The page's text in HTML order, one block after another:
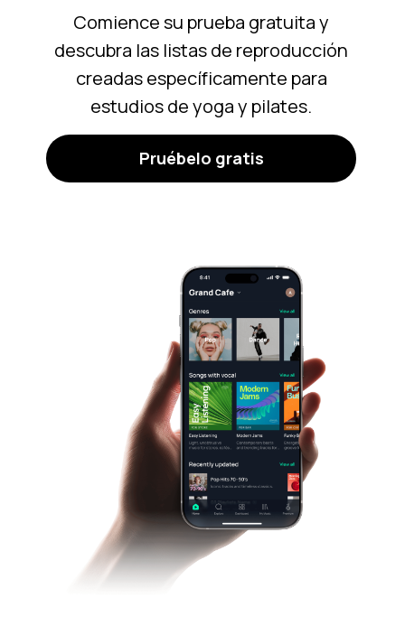
Comience su prueba gratuita y
descubra las listas de reproducción
creadas específicamente para
estudios de yoga y pilates.
Pruébelo gratis